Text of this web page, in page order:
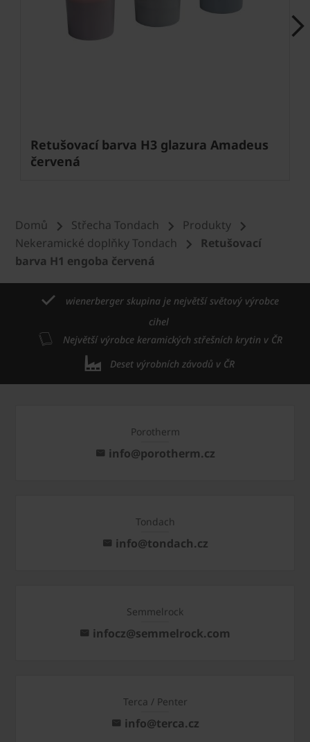
Retušovací barva H3 glazura Amadeus
červená
Next
Domů Střecha Tondach
Produkty
Nekeramické doplňky Tondach
Retušovací
barva H1 engoba červená
wienerberger skupina je největší světový výrobce
cihel
Největší výrobce keramických střešních krytin v ČR
Deset výrobních závodů v ČR
Porotherm
info@porotherm.cz
Tondach
info@tondach.cz
Semmelrock
infocz@semmelrock.com
Terca / Penter
info@terca.cz